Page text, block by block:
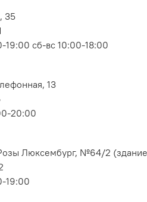
35
19:00 сб-вс 10:00-18:00
13
20:00
Люксембург, №64/2
19:00